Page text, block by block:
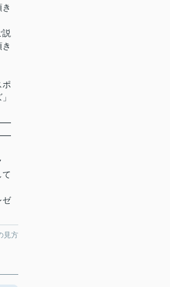
ポ
て
ゼ
見方